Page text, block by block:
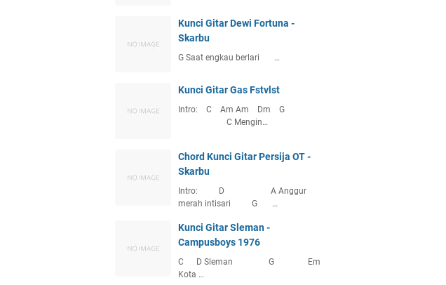
Kunci Gitar Dewi Fortuna -
Skarbu
G Saat engkau berlari …
Kunci Gitar Gas Fstvlst
Intro: C Am Am Dm G
C Mengin…
Chord Kunci Gitar Persija OT -
Skarbu
Intro: D A Anggur
merah intisari G …
Kunci Gitar Sleman -
Campusboys 1976
C D Sleman G Em
Kota …